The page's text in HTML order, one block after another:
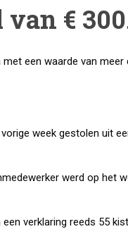
€
een waarde van meer
week gestolen uit
werd op het
verklaring reeds 55